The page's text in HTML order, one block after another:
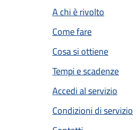
A chi è rivolto
Come fare
Cosa si ottiene
Tempi e scadenze
Accedi al servizio
Condizioni di servizio